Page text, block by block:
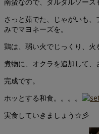
さっと茹でた、じゃがいも
みでマヨネーズを。
鶏は、弱い火でじっくり、火
煮物に、オクラを追加して、
完成です。
ホッとする和食。。。。
実食していきましょう☆彡